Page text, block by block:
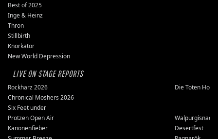
Best of 2025
Inge & Heinz
Thron
Stillbirth
Knorkator
New World Depression
LIVE ON STAGE REPORTS
Rockharz 2026
Die Toten
Chronical Moshers 2026
Six Feet under
Protzen Open Air
Walpurgisnacht
Kanonenfieber
Desertfest